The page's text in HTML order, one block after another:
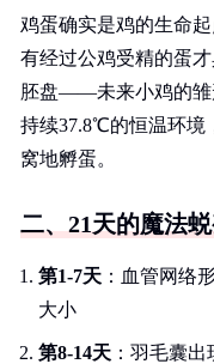
鸡蛋确实是鸡的生命
有经过公鸡受精的蛋
胚盘——未来小鸡的雏
持续37.8℃的恒温环境
窝地孵蛋。
二、21天的魔法
第1-7天 ：血管网络
大小
第8-14天 ：羽毛囊